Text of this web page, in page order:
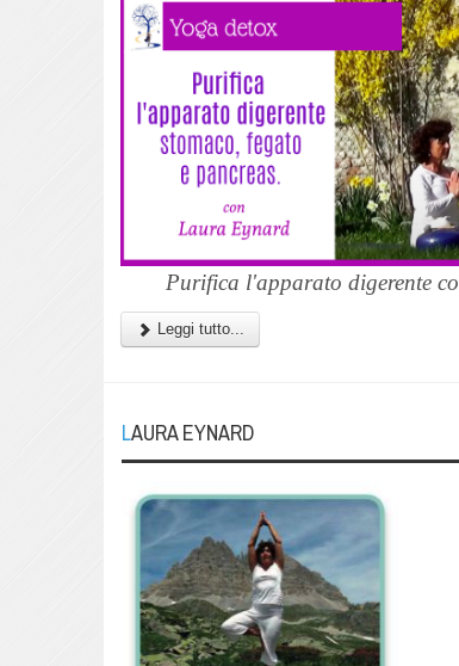
Purifica l'apparato digerente
Leggi tutto...
LAURA EYNARD